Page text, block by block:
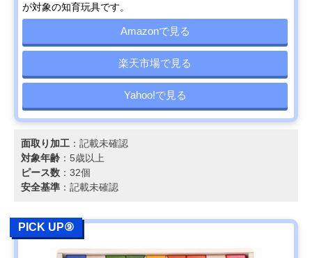
が対象の知育玩具です。
Amazonで見る
楽天市場で見る
Yahoo!で見る
面取り加工 ：記載未確認
対象年齢 ：5歳以上
ピース数 ：32個
安全基準 ：記載未確認
PICK UP⑨